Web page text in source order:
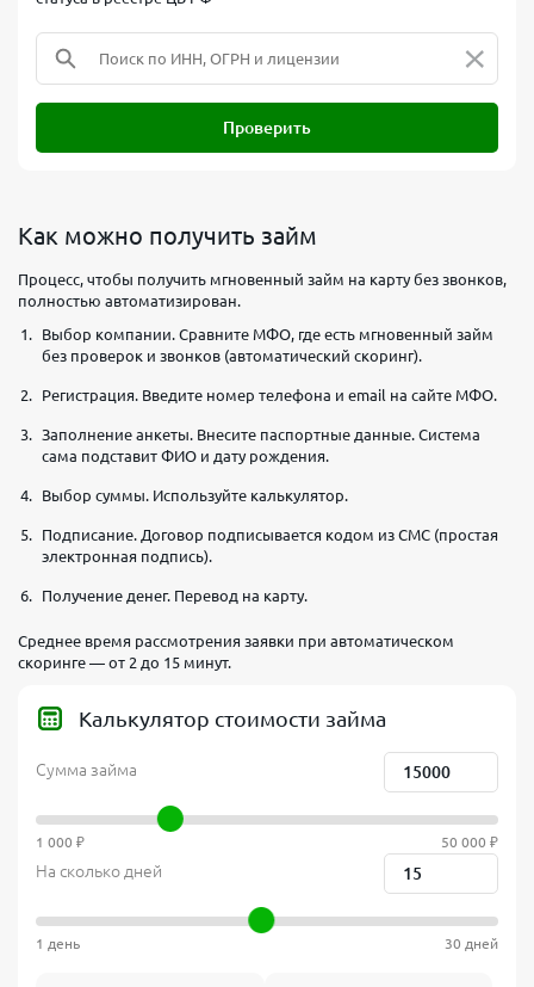
Проверить
×
Как можно получить займ
Процесс, чтобы получить мгновенный займ на карту без звонков,
полностью автоматизирован.
Выбор компании. Сравните МФО, где есть мгновенный займ
без проверок и звонков (автоматический скоринг).
Регистрация. Введите номер телефона и email на сайте МФО.
Заполнение анкеты. Внесите паспортные данные. Система
сама подставит ФИО и дату рождения.
Выбор суммы. Используйте калькулятор.
Подписание. Договор подписывается кодом из СМС (простая
электронная подпись).
Получение денег. Перевод на карту.
Среднее время рассмотрения заявки при автоматическом
скоринге — от 2 до 15 минут.
Калькулятор стоимости займа
Сумма займа
1 000 ₽ 50 000 ₽
На сколько дней
1 день 30 дней